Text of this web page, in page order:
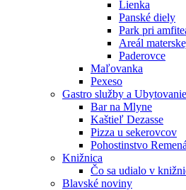
Lienka
Panské diely
Park pri
Areál
Paderovce
Maľovanka
Pexeso
Gastro služby a Ubytovanie
Bar na Mlyne
Kaštieľ Dezasse
Pizza u sekerovcov
Pohostinstvo
Knižnica
Čo sa udialo v
Blavské noviny